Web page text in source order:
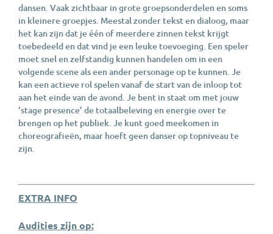
dansen. Vaak zichtbaar in grote groepsonderdelen en soms
in kleinere groepjes. Meestal zonder tekst en dialoog, maar
het kan zijn dat je één of meerdere zinnen tekst krijgt
toebedeeld en dat vind je een leuke toevoeging. Een speler
moet snel en zelfstandig kunnen handelen om in een
volgende scene als een ander personage op te kunnen. Je
kan een actieve rol spelen vanaf de start van de inloop tot
aan het einde van de avond. Je bent in staat om met jouw
‘stage presence’ de totaalbeleving en energie over te
brengen op het publiek. Je kunt goed meekomen in
choreografieën, maar hoeft geen danser op topniveau te
zijn.
EXTRA INFO
Audities zijn op: